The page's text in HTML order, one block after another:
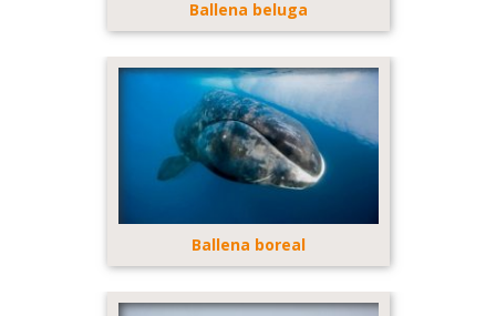
Ballena beluga
Ballena boreal